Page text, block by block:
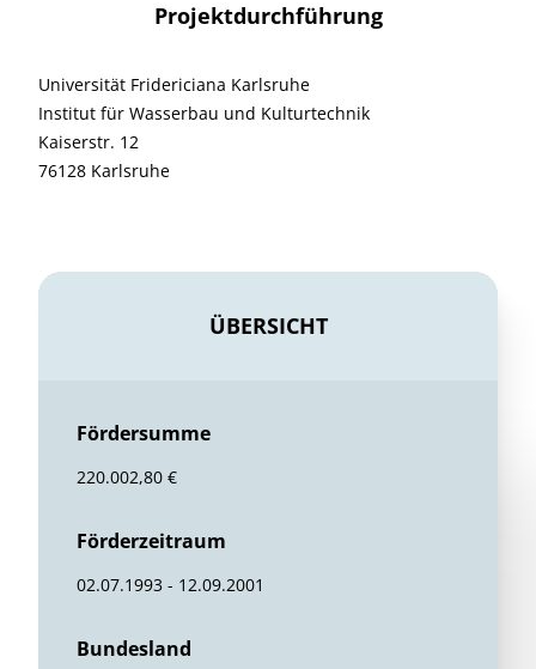
Projektdurchführung
Universität Fridericiana Karlsruhe
Institut für Wasserbau und Kulturtechnik
Kaiserstr. 12
76128 Karlsruhe
ÜBERSICHT
Fördersumme
220.002,80 €
Förderzeitraum
02.07.1993 - 12.09.2001
Bundesland